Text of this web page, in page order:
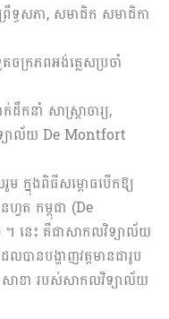
ទ្ធសភា, សមាជិក សមាជិកា
ក្រភពអង់គ្លេសប្រចាំ
កនាំ សាស្រ្តាចារ្យ,
យាល័យ De Montfort
ម ក្នុងពិធីសម្ពោធបើកឱ្យ
វត កម្ពុជា (De
នេះ គឺ​ជាសាកលវិទ្យាល័យ
បាន​បង្ហាញ​វត្តមាន​ជារូប
ាសាខា ​របស់សាកលវិទ្យាល័យ​